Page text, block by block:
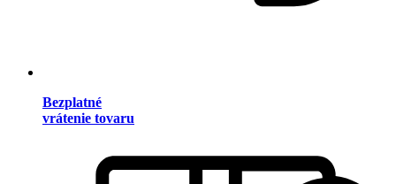
Bezplatné
vrátenie tovaru